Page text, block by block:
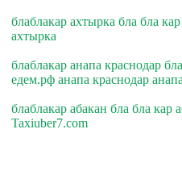
блаблакар ахтырка бла бла
ахтырка
блаблакар анапа краснодар
едем.рф анапа краснодар
блаблакар абакан бла бла кар
Taxiuber7.com